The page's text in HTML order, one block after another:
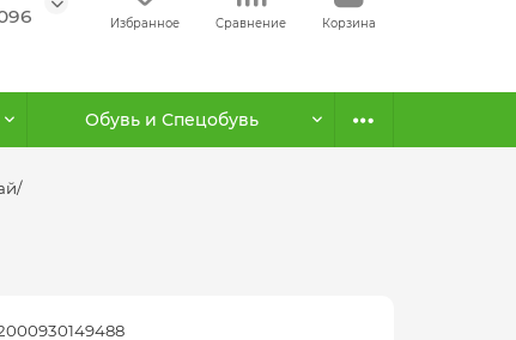
Избранное Сравнение Корзина
Обувь и Спецобувь